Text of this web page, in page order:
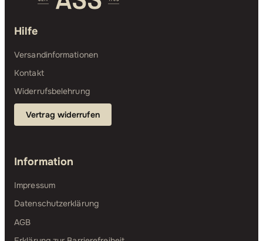
Hilfe
Versandinformationen
Kontakt
Widerrufsbelehrung
Vertrag widerrufen
Information
Impressum
Datenschutzerklärung
AGB